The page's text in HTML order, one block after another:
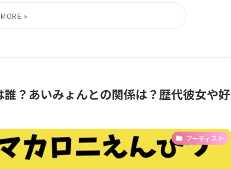
？あいみょんとの関係は？歴代彼女や好
アーティスト